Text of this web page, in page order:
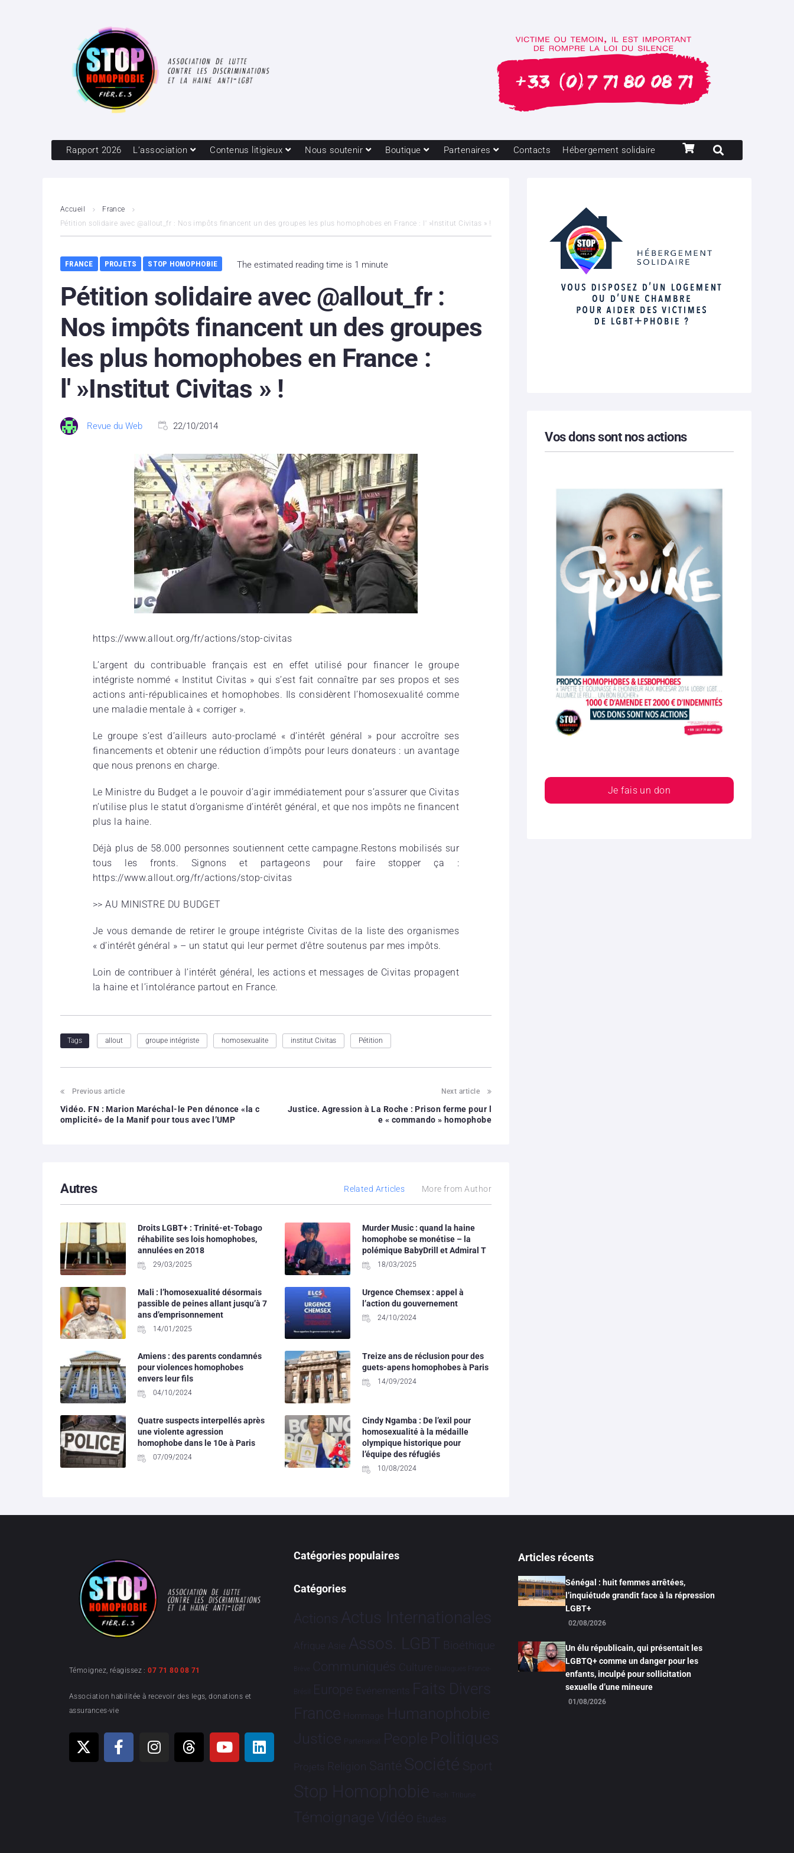
Rapport 2026 L’association Contenus litigieux Nous soutenir Boutique Partenaires Contacts Hébergement solidaire
Accueil
France
Pétition solidaire avec @allout_fr : Nos impôts financent un des groupes les plus homophobes en France : l' »Institut Civitas » !
FRANCE PROJETS STOP HOMOPHOBIE The estimated reading time is 1 minute
Pétition solidaire avec @allout_fr :
Nos impôts financent un des groupes
les plus homophobes en France :
l' »Institut Civitas » !
Revue du Web 22/10/2014
https://www.allout.org/fr/actions/stop-civitas
L’argent du contribuable français est en effet utilisé pour financer le groupe
intégriste nommé « Institut Civitas » qui s’est fait connaître par ses propos et ses
actions anti-républicaines et homophobes. Ils considèrent l’homosexualité comme
une maladie mentale à « corriger ».
Le groupe s’est d’ailleurs auto-proclamé « d’intérêt général » pour accroître ses
financements et obtenir une réduction d’impôts pour leurs donateurs : un avantage
que nous prenons en charge.
Le Ministre du Budget a le pouvoir d’agir immédiatement pour s’assurer que Civitas
n’utilise plus le statut d’organisme d’intérêt général, et que nos impôts ne financent
plus la haine.
Déjà plus de 58.000 personnes soutiennent cette campagne.Restons mobilisés sur
tous les fronts. Signons et partageons pour faire stopper ça :
https://www.allout.org/fr/actions/stop-civitas
>> AU MINISTRE DU BUDGET
Je vous demande de retirer le groupe intégriste Civitas de la liste des organismes
« d’intérêt général » – un statut qui leur permet d’être soutenus par mes impôts.
Loin de contribuer à l’intérêt général, les actions et messages de Civitas propagent
la haine et l’intolérance partout en France.
Tags allout groupe intégriste homosexualite institut Civitas Pétition
Previous article
Vidéo. FN : Marion Maréchal-le Pen dénonce «la c
omplicité» de la Manif pour tous avec l’UMP
Next article
Justice. Agression à La Roche : Prison ferme pour l
e « commando » homophobe
Autres Related Articles More from Author
Droits LGBT+ : Trinité-et-Tobago
réhabilite ses lois homophobes,
annulées en 2018
29/03/2025
Murder Music : quand la haine
homophobe se monétise – la
polémique BabyDrill et Admiral T
18/03/2025
Mali : l’homosexualité désormais
passible de peines allant jusqu’à 7
ans d’emprisonnement
14/01/2025
Urgence Chemsex : appel à
l’action du gouvernement
24/10/2024
Amiens : des parents condamnés
pour violences homophobes
envers leur fils
04/10/2024
Treize ans de réclusion pour des
guets-apens homophobes à Paris
14/09/2024
Quatre suspects interpellés après
une violente agression
homophobe dans le 10e à Paris
07/09/2024
Cindy Ngamba : De l’exil pour
homosexualité à la médaille
olympique historique pour
l’équipe des réfugiés
10/08/2024
Vos dons sont nos actions
Je fais un don
Témoignez, réagissez :07 71 80 08 71
Association habilitée à recevoir des legs, donations et
assurances-vie
Catégories populaires
Catégories
Actions Actus Internationales
Afrique Asie Assos. LGBT Bioéthique
Brève Communiqués Culture Dialogues France-
Brésil Europe Evénements Faits Divers
France Hommage Humanophobie
Justice Partenariat People Politiques
Projets Religion Santé Société Sport
Stop Homophobie Tech Tribune
Témoignage Vidéo Études
Articles récents
Sénégal : huit femmes arrêtées,
l’inquiétude grandit face à la répression
LGBT+
02/08/2026
Un élu républicain, qui présentait les
LGBTQ+ comme un danger pour les
enfants, inculpé pour sollicitation
sexuelle d’une mineure
01/08/2026